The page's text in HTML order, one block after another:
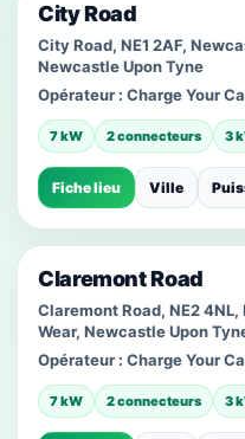
City Road
City Road, NE1 2AF,
Newcastle Upon Tyne
Opérateur : Charge Your
7 kW 2 connecteurs 3
Fiche lieu Ville
Claremont Road
Claremont Road, NE2
Wear, Newcastle Upon
Opérateur : Charge Your
7 kW 2 connecteurs 3